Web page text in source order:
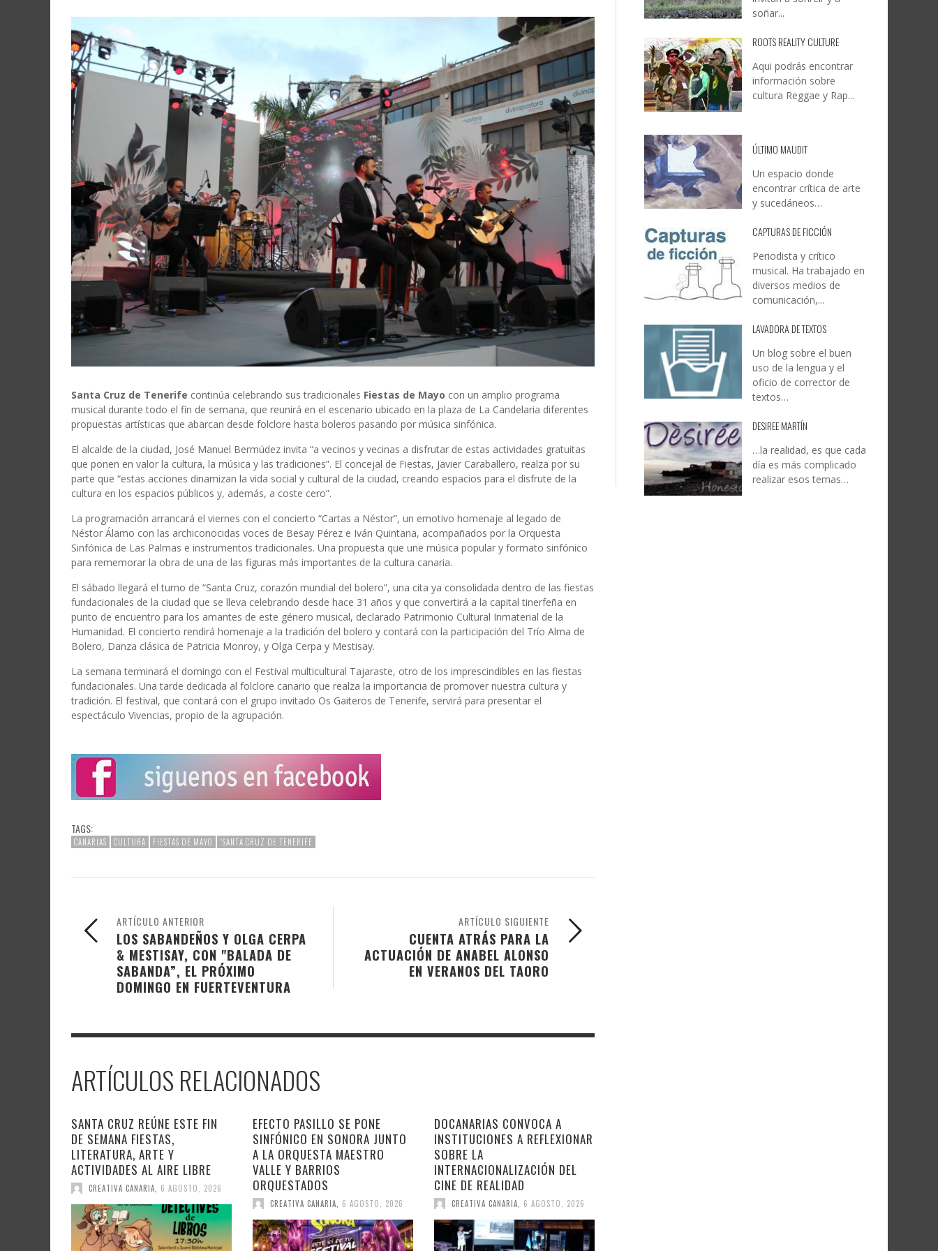
Santa Cruz de Tenerife continúa celebrando sus tradicionales Fiestas de Mayo con un amplio programa
musical durante todo el fin de semana, que reunirá en el escenario ubicado en la plaza de La Candelaria diferentes
propuestas artísticas que abarcan desde folclore hasta boleros pasando por música sinfónica.
El alcalde de la ciudad, José Manuel Bermúdez invita “a vecinos y vecinas a disfrutar de estas actividades gratuitas
que ponen en valor la cultura, la música y las tradiciones”. El concejal de Fiestas, Javier Caraballero, realza por su
parte que “estas acciones dinamizan la vida social y cultural de la ciudad, creando espacios para el disfrute de la
cultura en los espacios públicos y, además, a coste cero”.
La programación arrancará el viernes con el concierto “Cartas a Néstor”, un emotivo homenaje al legado de
Néstor Álamo con las archiconocidas voces de Besay Pérez e Iván Quintana, acompañados por la Orquesta
Sinfónica de Las Palmas e instrumentos tradicionales. Una propuesta que une música popular y formato sinfónico
para rememorar la obra de una de las figuras más importantes de la cultura canaria.
El sábado llegará el turno de “Santa Cruz, corazón mundial del bolero”, una cita ya consolidada dentro de las fiestas
fundacionales de la ciudad que se lleva celebrando desde hace 31 años y que convertirá a la capital tinerfeña en
punto de encuentro para los amantes de este género musical, declarado Patrimonio Cultural Inmaterial de la
Humanidad. El concierto rendirá homenaje a la tradición del bolero y contará con la participación del Trío Alma de
Bolero, Danza clásica de Patricia Monroy, y Olga Cerpa y Mestisay.
La semana terminará el domingo con el Festival multicultural Tajaraste, otro de los imprescindibles en las fiestas
fundacionales. Una tarde dedicada al folclore canario que realza la importancia de promover nuestra cultura y
tradición. El festival, que contará con el grupo invitado Os Gaiteros de Tenerife, servirá para presentar el
espectáculo Vivencias, propio de la agrupación.
TAGS:
CANARIAS CULTURA FIESTAS DE MAYO “SANTA CRUZ DE TENERIFE
ARTÍCULO SIGUIENTE
CUENTA ATRÁS PARA LA
ACTUACIÓN DE ANABEL ALONSO
EN VERANOS DEL TAORO
ARTÍCULO ANTERIOR
LOS SABANDEÑOS Y OLGA CERPA
& MESTISAY, CON "BALADA DE
SABANDA”, EL PRÓXIMO
DOMINGO EN FUERTEVENTURA
ARTÍCULOS RELACIONADOS
SANTA CRUZ REÚNE ESTE FIN
DE SEMANA FIESTAS,
LITERATURA, ARTE Y
ACTIVIDADES AL AIRE LIBRE
CREATIVA CANARIA 6 AGOSTO, 2026
EFECTO PASILLO SE PONE
SINFÓNICO EN SONORA JUNTO
A LA ORQUESTA MAESTRO
VALLE Y BARRIOS
ORQUESTADOS
CREATIVA CANARIA 6 AGOSTO, 2026
DOCANARIAS CONVOCA A
INSTITUCIONES A REFLEXIONAR
SOBRE LA
INTERNACIONALIZACIÓN DEL
CINE DE REALIDAD
CREATIVA CANARIA 6 AGOSTO, 2026
soñar...
ROOTS REALITY CULTURE
Aqui podrás encontrar
información sobre
cultura Reggae y Rap...
ÚLTIMO MAUDIT
Un espacio donde
encontrar crítica de arte
y sucedáneos…
CAPTURAS DE FICCIÓN
Periodista y crítico
musical. Ha trabajado en
diversos medios de
comunicación,...
LAVADORA DE TEXTOS
Un blog sobre el buen
uso de la lengua y el
oficio de corrector de
textos…
DESIREE MARTÍN
…la realidad, es que cada
día es más complicado
realizar esos temas…